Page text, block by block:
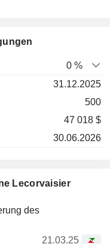
Bewertung
0 %
31.12.2025
500
47 018 $
30.06.2026
Lecorvaisier
des
21.03.25